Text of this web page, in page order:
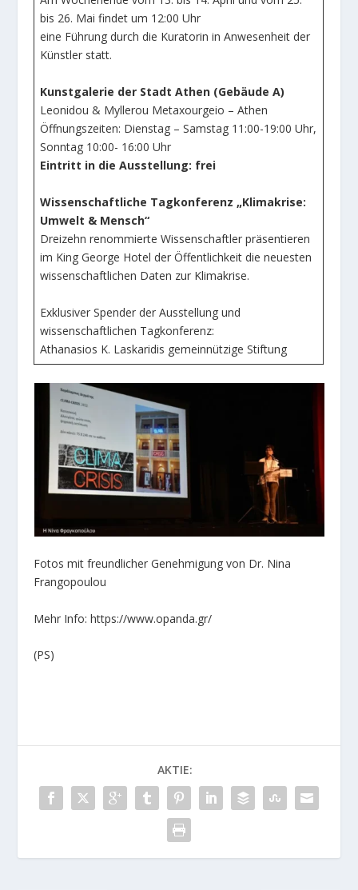
bis 26. Mai findet um 12:00 Uhr
eine Führung durch die Kuratorin in Anwesenheit der
Künstler statt.
Kunstgalerie der Stadt Athen (Gebäude A)
Leonidou & Myllerou Metaxourgeio – Athen
Öffnungszeiten: Dienstag – Samstag 11:00-19:00 Uhr,
Sonntag 10:00- 16:00 Uhr
Eintritt in die Ausstellung: frei
Wissenschaftliche Tagkonferenz „Klimakrise:
Umwelt & Mensch“
Dreizehn renommierte Wissenschaftler präsentieren
im King George Hotel der Öffentlichkeit die neuesten
wissenschaftlichen Daten zur Klimakrise.
Exklusiver Spender der Ausstellung und
wissenschaftlichen Tagkonferenz:
Athanasios K. Laskaridis gemeinnützige Stiftung
Fotos mit freundlicher Genehmigung von Dr. Nina
Frangopoulou
Mehr Info: https://www.opanda.gr/
(PS)
AKTIE: